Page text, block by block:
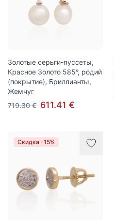
Золотые серьги-пуссеты,
Красное Золото 585°, родий
(покрытие), Бриллианты,
Жемчуг
719.30 € 611.41 €
Скидка -15%